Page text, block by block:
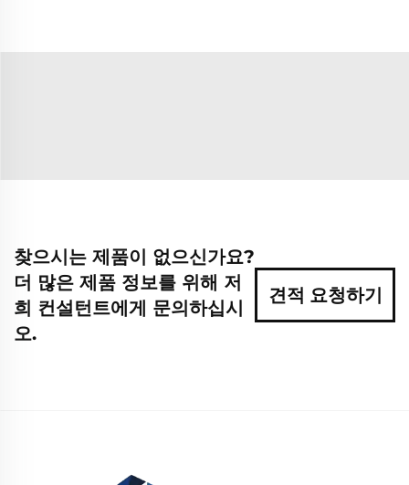
찾으시는 제품이 없으신가요?
더 많은 제품 정보를 위해 저
희 컨설턴트에게 문의하십시
오.
견적 요청하기